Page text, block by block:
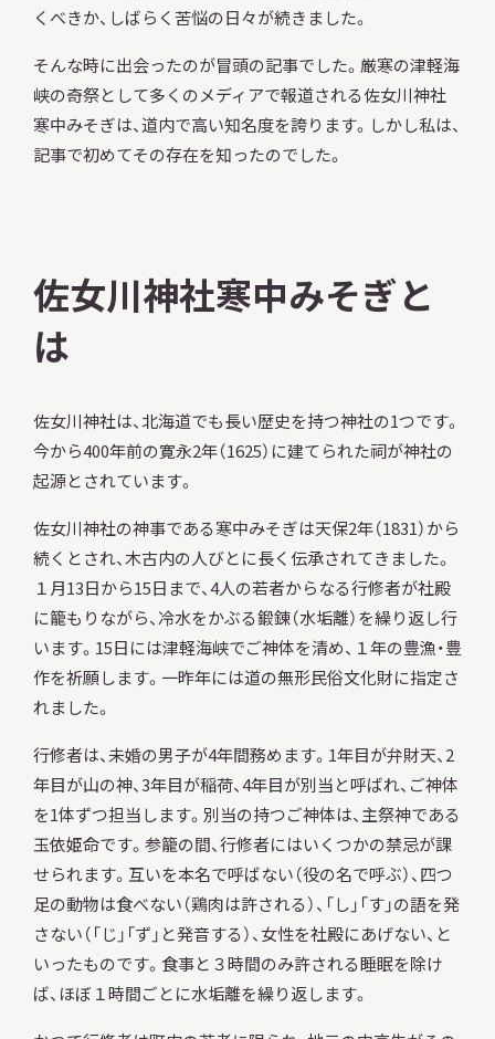
くべきか、しばらく苦悩の日々が続きました。
そんな時に出会ったのが冒頭の記事でした。厳寒の津軽海
峡の奇祭として多くのメディアで報道される佐女川神社
寒中みそぎは、道内で高い知名度を誇ります。しかし私は、
記事で初めてその存在を知ったのでした。
佐女川神社寒中みそぎと
は
佐女川神社は、北海道でも長い歴史を持つ神社の1つです。
今から400年前の寛永2年（1625）に建てられた祠が神社の
起源とされています。
佐女川神社の神事である寒中みそぎは天保2年（1831）から
続くとされ、木古内の人びとに長く伝承されてきました。
１月13日から15日まで、4人の若者からなる行修者が社殿
に籠もりながら、冷水をかぶる鍛錬（水垢離）を繰り返し行
います。15日には津軽海峡でご神体を清め、１年の豊漁・豊
作を祈願します。一昨年には道の無形民俗文化財に指定さ
れました。
行修者は、未婚の男子が4年間務めます。1年目が弁財天、2
年目が山の神、3年目が稲荷、4年目が別当と呼ばれ、ご神体
を1体ずつ担当します。別当の持つご神体は、主祭神である
玉依姫命です。参籠の間、行修者にはいくつかの禁忌が課
せられます。互いを本名で呼ばない（役の名で呼ぶ）、四つ
足の動物は食べない（鶏肉は許される）、「し」「す」の語を発
さない（「じ」「ず」と発音する）、女性を社殿にあげない、と
いったものです。食事と３時間のみ許される睡眠を除け
ば、ほぼ１時間ごとに水垢離を繰り返します。